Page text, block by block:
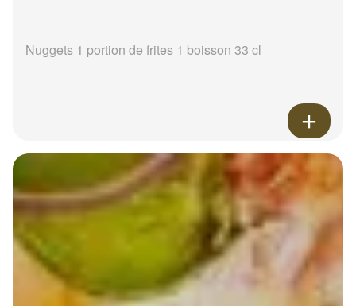
Nuggets 1 portion de frites 1 boisson 33 cl